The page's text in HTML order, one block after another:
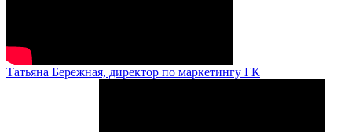
Татьяна Бережная, директор по маркетингу ГК